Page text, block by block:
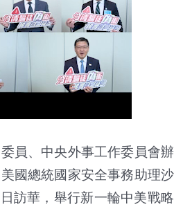
員、中央外事工作委員會辦
國總統國家安全事務助理沙
訪華，舉行新一輪中美戰略